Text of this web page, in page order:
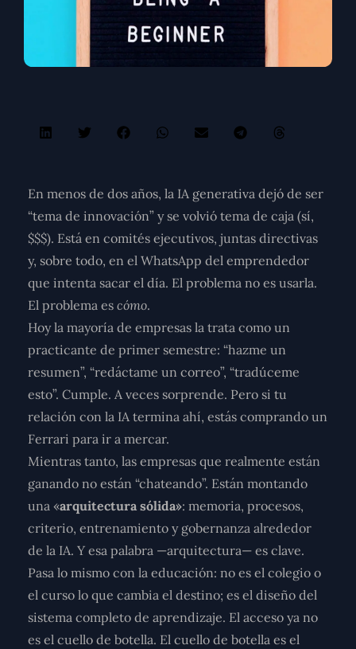
En menos de dos años, la IA generativa dejó de ser
“tema de innovación” y se volvió tema de caja (sí,
$$$). Está en comités ejecutivos, juntas directivas
y, sobre todo, en el WhatsApp del emprendedor
que intenta sacar el día. El problema no es usarla.
El problema es cómo.
Hoy la mayoría de empresas la trata como un
practicante de primer semestre: “hazme un
resumen”, “redáctame un correo”, “tradúceme
esto”. Cumple. A veces sorprende. Pero si tu
relación con la IA termina ahí, estás comprando un
Ferrari para ir a mercar.
Mientras tanto, las empresas que realmente están
ganando no están “chateando”. Están montando
una «arquitectura sólida»: memoria, procesos,
criterio, entrenamiento y gobernanza alrededor
de la IA. Y esa palabra —arquitectura— es clave.
Pasa lo mismo con la educación: no es el colegio o
el curso lo que cambia el destino; es el diseño del
sistema completo de aprendizaje. El acceso ya no
es el cuello de botella. El cuello de botella es el